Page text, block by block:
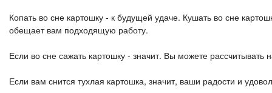
Копать во сне картошку - к будущей удаче. Кушать во сне
обещает вам подходящую работу.
Если во сне сажать картошку - значит. Вы можете рассчитывать
Если вам снится тухлая картошка, значит, ваши радости и